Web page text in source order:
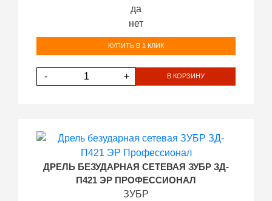
да
нет
КУПИТЬ В 1 КЛИК
- + В КОРЗИНУ
ДРЕЛЬ БЕЗУДАРНАЯ СЕТЕВАЯ ЗУБР ЗД-
П421 ЭР ПРОФЕССИОНАЛ
ЗУБР